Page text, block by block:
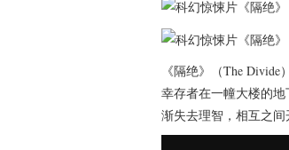
《隔绝》（The
幸存者在一幢大楼的
渐失去理智，相互之